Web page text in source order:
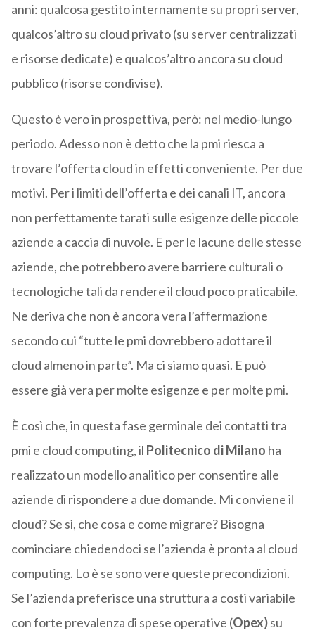
anni: qualcosa gestito internamente su propri server,
qualcos’altro su cloud privato (su server centralizzati
e risorse dedicate) e qualcos’altro ancora su cloud
pubblico (risorse condivise).
Questo è vero in prospettiva, però: nel medio-lungo
periodo. Adesso non è detto che la pmi riesca a
trovare l’offerta cloud in effetti conveniente. Per due
motivi. Per i limiti dell’offerta e dei canali IT, ancora
non perfettamente tarati sulle esigenze delle piccole
aziende a caccia di nuvole. E per le lacune delle stesse
aziende, che potrebbero avere barriere culturali o
tecnologiche tali da rendere il cloud poco praticabile.
Ne deriva che non è ancora vera l’affermazione
secondo cui “tutte le pmi dovrebbero adottare il
cloud almeno in parte”. Ma ci siamo quasi. E può
essere già vera per molte esigenze e per molte pmi.
È così che, in questa fase germinale dei contatti tra
pmi e cloud computing, il Politecnico di Milano ha
realizzato un modello analitico per consentire alle
aziende di rispondere a due domande. Mi conviene il
cloud? Se sì, che cosa e come migrare? Bisogna
cominciare chiedendoci se l’azienda è pronta al cloud
computing. Lo è se sono vere queste precondizioni.
Se l’azienda preferisce una struttura a costi variabile
con forte prevalenza di spese operative (Opex)su